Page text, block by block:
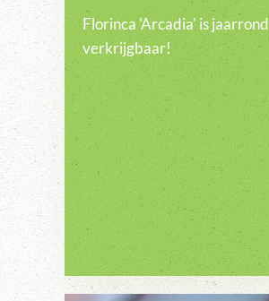
Florinca 'Arcadia' is jaarrond
verkrijgbaar!